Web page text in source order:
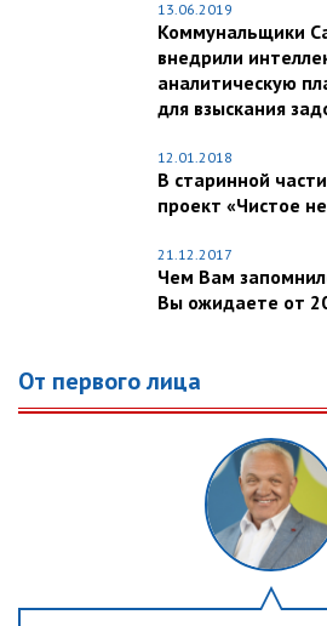
13.06.2019
Коммунальщики
внедрили
аналитическую
для взыскания
12.01.2018
В старинной
проект «Чистое
21.12.2017
Чем Вам
Вы ожидаете от
От первого лица